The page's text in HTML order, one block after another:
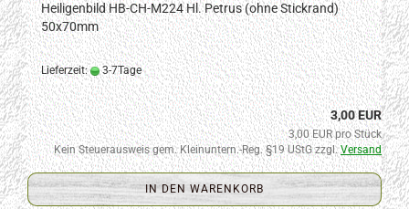
Heiligenbild HB-CH-M224 Hl. Petrus (ohne Stickrand)
50x70mm
Lieferzeit: 3-7Tage
3,00 EUR
3,00 EUR pro Stück
Kein Steuerausweis gem. Kleinuntern.-Reg. §19 UStG zzgl.Versand
IN DEN WARENKORB